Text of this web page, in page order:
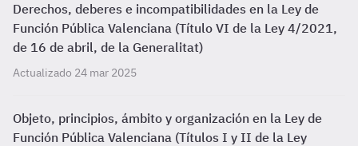
Derechos, deberes e incompatibilidades en la Ley de
Función Pública Valenciana (Título VI de la Ley 4/2021,
de 16 de abril, de la Generalitat)
Actualizado 24 mar 2025
Objeto, principios, ámbito y organización en la Ley de
Función Pública Valenciana (Títulos I y II de la Ley